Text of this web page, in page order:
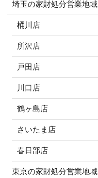
埼玉の家財処分営業地域
桶川店
所沢店
戸田店
川口店
鶴ヶ島店
さいたま店
春日部店
東京の家財処分営業地域